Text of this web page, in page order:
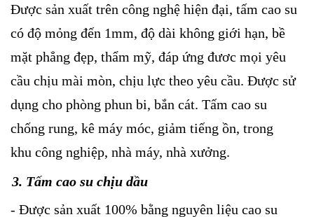
Được sản xuất trên công nghệ hiện đại, tấm cao su
có độ mỏng đến 1mm, độ dài không giới hạn, bề
mặt phẳng đẹp, thẩm mỹ, đáp ứng đươc mọi yêu
cầu chịu mài mòn, chịu lực theo yêu cầu. Được sử
dụng cho phòng phun bi, bắn cát. Tấm cao su
chống rung, kê máy móc, giảm tiếng ồn, trong
khu công nghiệp, nhà máy, nhà xưởng.
3. Tấm cao su chịu dầu
- Được sản xuất 100% bằng nguyên liệu cao su